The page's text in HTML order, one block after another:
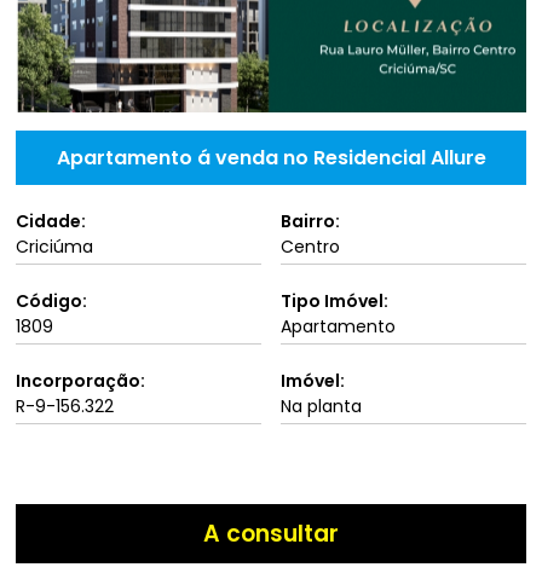
Apartamento á venda no Residencial Allure
Cidade:
Criciúma
Bairro:
Centro
Código:
1809
Tipo Imóvel:
Apartamento
Incorporação:
R-9-156.322
Imóvel:
Na planta
A consultar